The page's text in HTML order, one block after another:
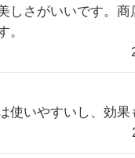
しさがいいです。商
。
使いやすいし、効果